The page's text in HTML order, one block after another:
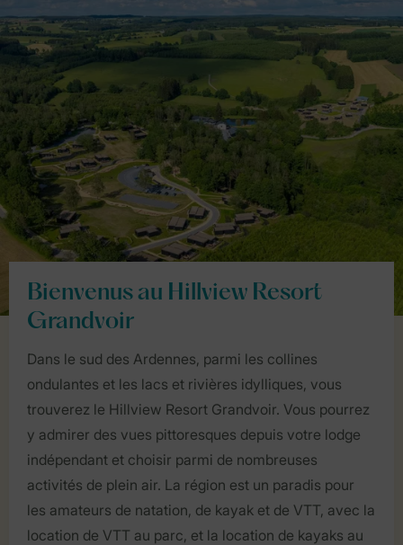
Bienvenus au Hillview Resort
Grandvoir
Dans le sud des Ardennes, parmi les collines
ondulantes et les lacs et rivières idylliques, vous
trouverez le Hillview Resort Grandvoir. Vous pourrez
y admirer des vues pittoresques depuis votre lodge
indépendant et choisir parmi de nombreuses
activités de plein air. La région est un paradis pour
les amateurs de natation, de kayak et de VTT, avec la
location de VTT au parc, et la location de kayaks au